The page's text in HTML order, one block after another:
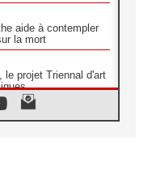
aide à contempler
la mort
le projet Triennal d'art
aux religieuses